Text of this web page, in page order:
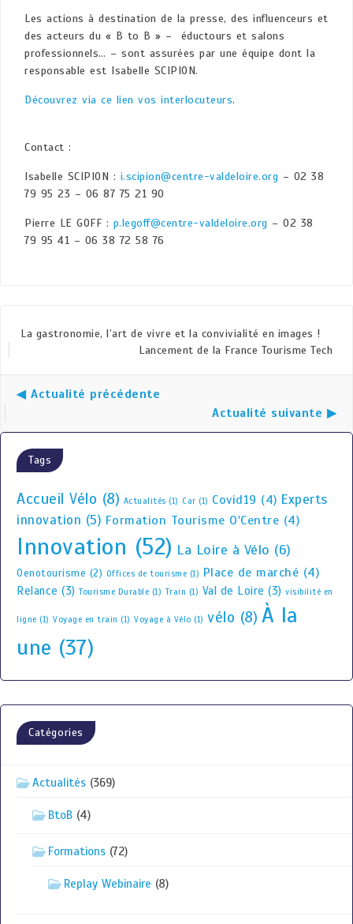
Les actions à destination de la presse, des influenceurs et
des acteurs du « B to B » – éductours et salons
professionnels… – sont assurées par une équipe dont la
responsable est Isabelle SCIPION.
Découvrez via ce lien vos interlocuteurs.
Contact :
Isabelle SCIPION : i.scipion@centre-valdeloire.org – 02 38
79 95 23 – 06 87 75 21 90
Pierre LE GOFF : p.legoff@centre-valdeloire.org – 02 38
79 95 41 – 06 38 72 58 76
La gastronomie, l’art de vivre et la convivialité en images !
Lancement de la France Tourisme Tech
◀ Actualité précédente
Actualité suivante ▶
Tags
Accueil Vélo (8) Actualités (1) Car (1) Covid19 (4) Experts
innovation (5) Formation Tourisme O'Centre (4)
Innovation (52) La Loire à Vélo (6)
Oenotourisme (2) Offices de tourisme (1) Place de marché (4)
Relance (3) Tourisme Durable (1) Train (1) Val de Loire (3) visibilité en
ligne (1) Voyage en train (1) Voyage à Vélo (1) vélo (8) À la
une (37)
Catégories
Actualités (369)
BtoB (4)
Formations (72)
Replay Webinaire (8)